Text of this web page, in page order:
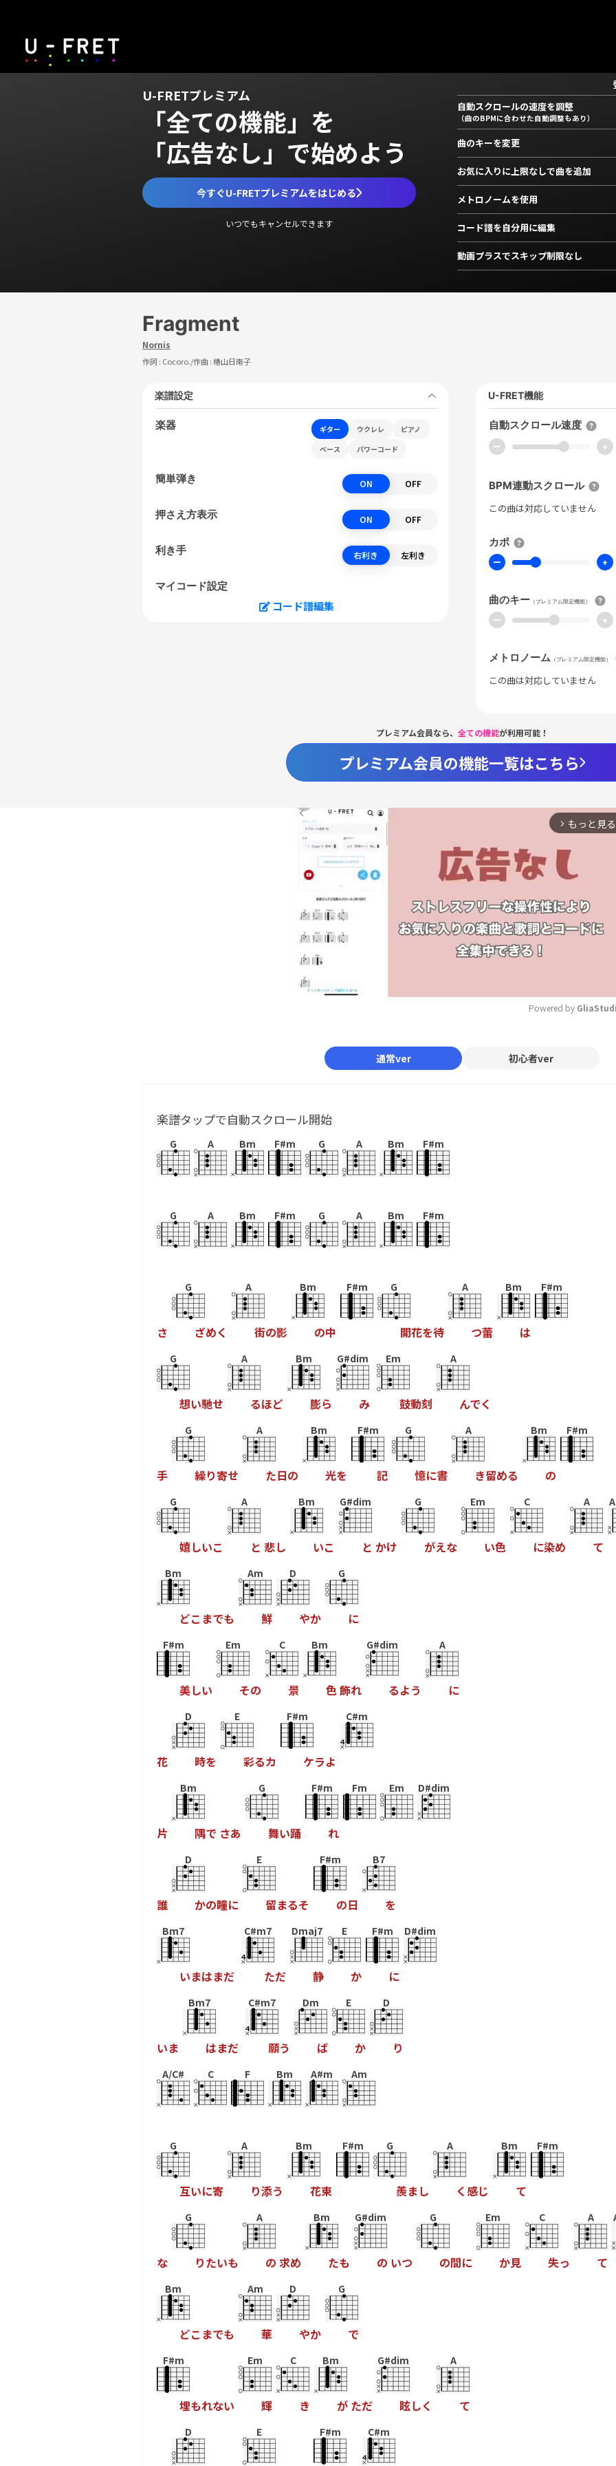
U-FRETプレミアム
「全ての機能」を
「広告なし」で始めよう
今すぐU-FRETプレミアムをはじめる
いつでもキャンセルできます
自動スクロールの速度を調整
（曲のBPMに合わせた自動調整もあり）
曲のキーを変更
お気に入りに上限なしで曲を追加
メトロノームを使用
コード譜を自分用に編集
動画プラスでスキップ制限なし
Fragment
Nornis
作詞 : Cocoro./作曲 :椿山日南子
楽譜設定
楽器 ギター ウクレレ
ピアノ
ベース
パワーコード
簡単弾き ON OFF
押さえ方表示 ON OFF
利き手 右利き 左利き
マイコード設定
コード譜編集
U-FRET機能
自動スクロール速度
ー +
BPM連動スクロール
この曲は対応していません
カポ
ー +
曲のキー （プレミアム限定機能）
ー +
メトロノーム （プレミアム限定機能）
この曲は対応していません
プレミアム会員なら、 全ての機能が利用可能！
プレミアム会員の機能一覧はこちら
arrow_forward_ios もっと見る
Powered by
通常ver 初心者ver
楽譜タップで自動スクロール開始
G A Bm F#m G A Bm F#m
G A Bm F#m G A Bm F#m
さ
G
ざめく
A
街の影
Bm
の中
F#m G
開花を待
A
つ蕾
Bm
は
F#m
G
想い馳せ
A
るほど
Bm
膨ら
G#dim
み
Em
鼓動刻
A
んでく
手
G
繰り寄せ
A
た日の
Bm
光を
F#m
記
G
憶に書
A
き留める
Bm
の
F#m
G
嬉しいこ
A
と 悲し
Bm
いこ
G#dim
と かけ
G
がえな
Em
い色
C
に染め
A
て
Bm
どこ までも
Am
鮮
D
やか
G
に
F#m
美しい
Em
その
C
景
Bm
色飾れ
G#dim
るよう
A
に
花
D
時を
E
彩るカ
F#m
ケラよ
C#m
片
Bm
隅で さあ
G
舞い踊
F#m
れ
Fm Em D#dim
誰
D
かの瞳に
E
留まるそ
F#m
の日
B7
を
Bm7
いまはまだ
C#m7
ただ
Dmaj7
静
E
か
F#m
に
D#dim
いま
Bm7
はまだ
C#m7
願う
Dm
ば
E
か
D
り
A/C# C F Bm A#m Am
G
互いに寄
A
り添う
Bm
花束
F#m G
羨まし
A
く感じ
Bm
て
F#m
な
G
りたいも
A
の 求め
Bm
たも
G#dim
の いつ
G
の間に
Em
か見
C
失っ
A
て
Bm
どこ までも
Am
華
D
やか
G
で
F#m
埋もれない
Em
輝
C
き
Bm
が ただ
G#dim
眩しく
A
て
D E F#m C#m